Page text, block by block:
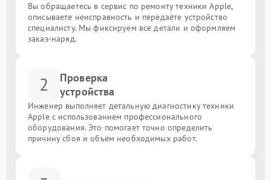
Вы обращаетесь в сервис по ремонту техники Apple,
описываете неисправность и передаёте устройство
специалисту. Мы фиксируем все детали и оформляем
заказ-наряд.
2
Проверка
устройства
Инженер выполняет детальную диагностику техники
Apple с использованием профессионального
оборудования. Это помогает точно определить
причину сбоя и объём необходимых работ.